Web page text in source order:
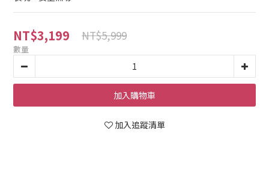
NT$3,199 NT$5,999
數量
加入購物車
加入追蹤清單